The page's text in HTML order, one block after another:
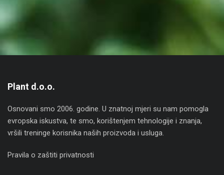
Plant d.o.o.
Osnovani smo 2006. godine. U znatnoj mjeri su nam pomogla
evropska iskustva, te smo, korištenjem tehnologije i znanja,
vršili treninge korisnika naših proizvoda i usluga.
Pravila o zaštiti privatnosti